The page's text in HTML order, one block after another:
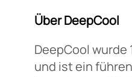
Über DeepCool
DeepCool
und ist ein